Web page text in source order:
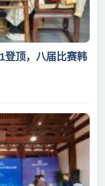
登顶，八届比赛韩